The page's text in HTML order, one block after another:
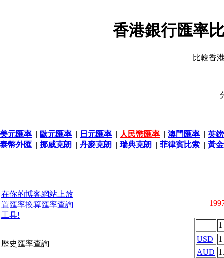
香港銀行匯率
比較香
美元匯率 | 歐元匯率 | 日元匯率 | 人民幣匯率 | 澳門匯率 | 英
泰幣外匯 | 挪威克朗 | 丹麥克朗 | 瑞典克朗 | 菲律賓比索 | 黃
在你的博客網站上放
置匯率換算匯率查詢
工具!
歷史匯率查詢
1
USD
1
AUD